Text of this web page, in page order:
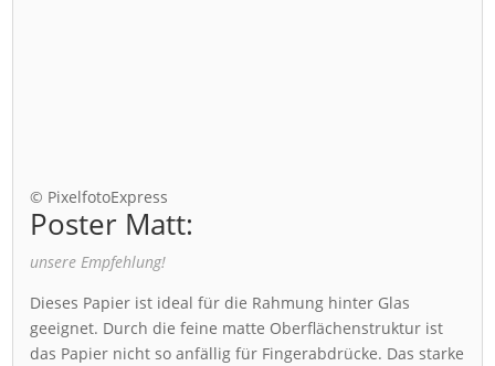
© PixelfotoExpress
Poster Matt:
unsere Empfehlung!
Dieses Papier ist ideal für die Rahmung hinter Glas
geeignet. Durch die feine matte Oberflächenstruktur ist
das Papier nicht so anfällig für Fingerabdrücke. Das starke